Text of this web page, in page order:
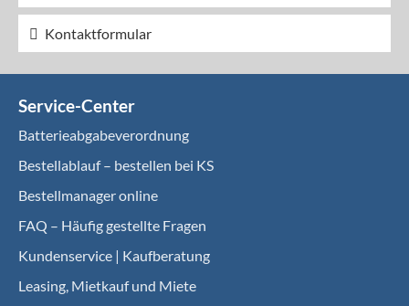
Kontaktformular
Service-Center
Batterieabgabeverordnung
Bestellablauf – bestellen bei KS
Bestellmanager online
FAQ – Häufig gestellte Fragen
Kundenservice | Kaufberatung
Leasing, Mietkauf und Miete